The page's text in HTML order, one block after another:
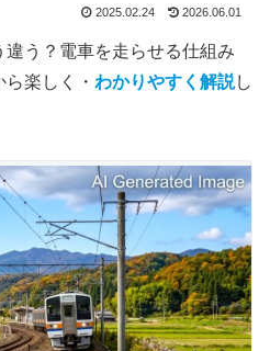
2025.02.24 2026.06.01
違う？電車を走らせる仕組み
楽しく・ わかりやすく解説し